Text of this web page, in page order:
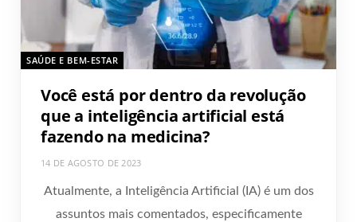
SAÚDE E BEM-ESTAR
Você está por dentro da revolução
que a inteligência artificial está
fazendo na medicina?
14 DE AGOSTO DE 2023
Atualmente, a Inteligência Artificial (IA) é um dos
assuntos mais comentados, especificamente